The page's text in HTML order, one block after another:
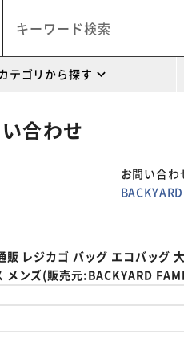
テゴリから探す
合わせ
お問い合わ
販 レジカゴ バッグ エコバッグ
メンズ(販売元:BACKYARD